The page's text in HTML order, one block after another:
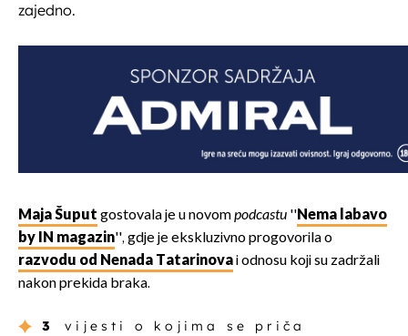
zajedno.
Maja Šuput gostovala je u novompodcastu ''Nema labavo
by IN magazin'', gdje je ekskluzivno progovorila o
razvodu od Nenada Tatarinovai odnosu koji su zadržali
nakon prekida braka.
3 vijesti o kojima se priča